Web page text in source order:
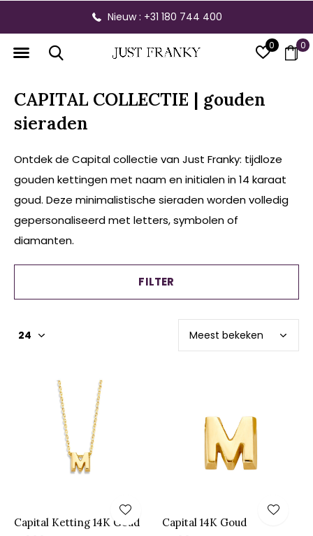
0 0
Gratis verzending vanaf € 300,- binnen NL
CAPITAL COLLECTIE | gouden
sieraden
Ontdek de Capital collectie van Just Franky: tijdloze
gouden kettingen met naam en initialen in 14 karaat
goud. Deze minimalistische sieraden worden volledig
gepersonaliseerd met letters, symbolen of
diamanten.
FILTER
Capital Ketting 14K Goud Capital 14K Goud